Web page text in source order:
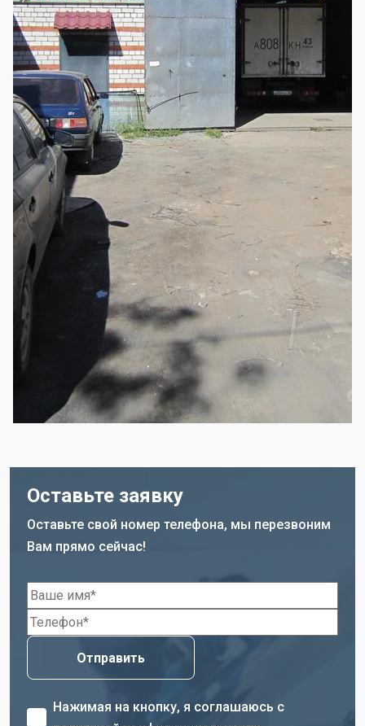
Оставьте заявку
Оставьте свой номер телефона, мы перезвоним
Вам прямо сейчас!
Нажимая на кнопку, я соглашаюсь с